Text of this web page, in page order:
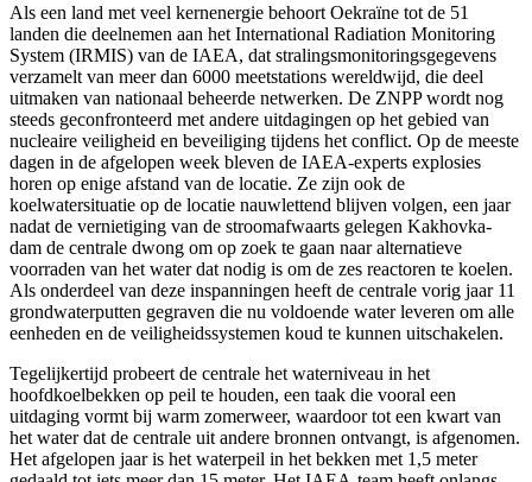
Als een land met veel kernenergie behoort Oekraïne tot de 51
landen die deelnemen aan het International Radiation Monitoring
System (IRMIS) van de IAEA, dat stralingsmonitoringsgegevens
verzamelt van meer dan 6000 meetstations wereldwijd, die deel
uitmaken van nationaal beheerde netwerken. De ZNPP wordt nog
steeds geconfronteerd met andere uitdagingen op het gebied van
nucleaire veiligheid en beveiliging tijdens het conflict. Op de meeste
dagen in de afgelopen week bleven de IAEA-experts explosies
horen op enige afstand van de locatie. Ze zijn ook de
koelwatersituatie op de locatie nauwlettend blijven volgen, een jaar
nadat de vernietiging van de stroomafwaarts gelegen Kakhovka-
dam de centrale dwong om op zoek te gaan naar alternatieve
voorraden van het water dat nodig is om de zes reactoren te koelen.
Als onderdeel van deze inspanningen heeft de centrale vorig jaar 11
grondwaterputten gegraven die nu voldoende water leveren om alle
eenheden en de veiligheidssystemen koud te kunnen uitschakelen.
Tegelijkertijd probeert de centrale het waterniveau in het
hoofdkoelbekken op peil te houden, een taak die vooral een
uitdaging vormt bij warm zomerweer, waardoor tot een kwart van
het water dat de centrale uit andere bronnen ontvangt, is afgenomen.
Het afgelopen jaar is het waterpeil in het bekken met 1,5 meter